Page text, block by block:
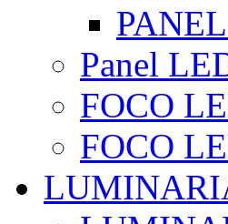
Panel
FOCO
FOCO